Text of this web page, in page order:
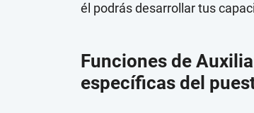
él podrás desarrollar tus
Funciones de
específicas del